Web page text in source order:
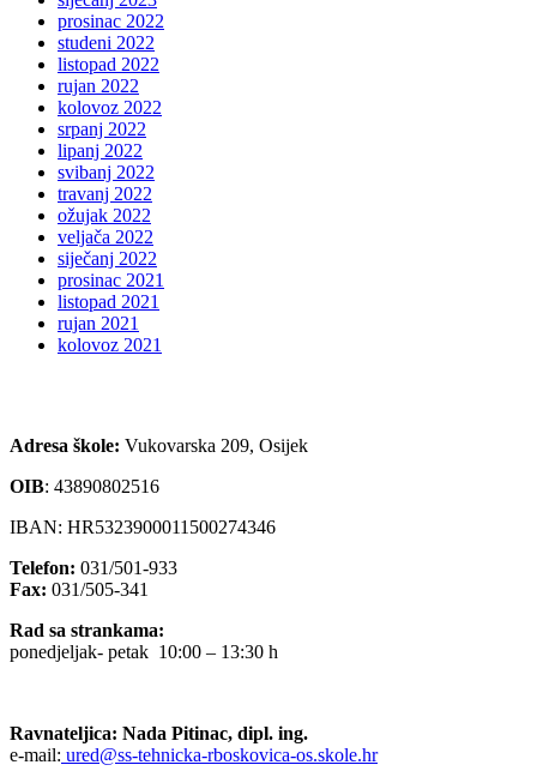
prosinac 2022
studeni 2022
listopad 2022
rujan 2022
kolovoz 2022
srpanj 2022
lipanj 2022
svibanj 2022
travanj 2022
ožujak 2022
veljača 2022
siječanj 2022
prosinac 2021
listopad 2021
rujan 2021
kolovoz 2021
Adresa škole: Vukovarska 209, Osijek
OIB: 43890802516
IBAN: HR5323900011500274346
Telefon: 031/501-933
Fax: 031/505-341
Rad sa strankama:
ponedjeljak- petak 10:00 – 13:30 h
Ravnateljica: Nada Pitinac, dipl. ing.
e-mail: ured@ss-tehnicka-rboskovica-os.skole.hr